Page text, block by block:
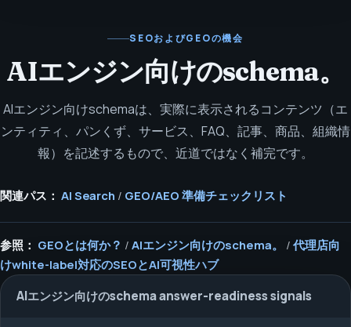
SEOおよびGEOの機会
AIエンジン向けのschema。
AIエンジン向けschemaは、実際に表示されるコンテンツ（エ
ンティティ、パンくず、サービス、FAQ、記事、商品、組織情
報）を記述するもので、近道ではなく補完です。
関連パス： AI Search / GEO/AEO 準備チェックリスト
参照： GEOとは何か？ / AIエンジン向けのschema。 / 代理店向
けwhite-label対応のSEOとAI可視性ハブ
AIエンジン向けのschema answer-readiness signals